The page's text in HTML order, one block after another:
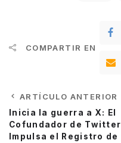
COMPARTIR EN
ARTÍCULO ANTERIOR
Inicia la guerra a X: El
Cofundador de Twitter
Impulsa el Registro de